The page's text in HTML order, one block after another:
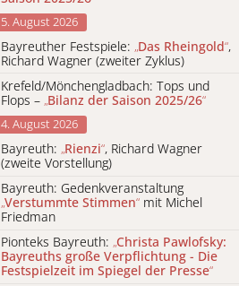
5. August 2026
Bayreuther Festspiele: „Das Rheingold“,
Richard Wagner (zweiter Zyklus)
Krefeld/Mönchengladbach: Tops und
Flops – „Bilanz der Saison 2025/26“
4. August 2026
Bayreuth: „Rienzi“, Richard Wagner
(zweite Vorstellung)
Bayreuth: Gedenkveranstaltung
„Verstummte Stimmen“ mit Michel
Friedman
Pionteks Bayreuth: „Christa Pawlofsky:
Bayreuths große Verpflichtung - Die
Festspielzeit im Spiegel der Presse“